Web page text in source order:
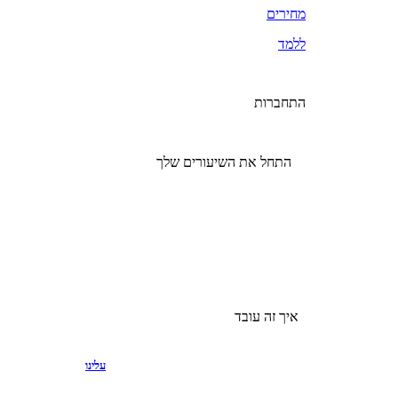
מחירים
ללמד
התחברות
התחל את השיעורים שלך
איך זה עובד
עלינו